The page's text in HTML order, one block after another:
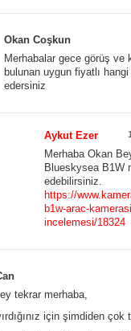
Okan Coşkun
Merhabalar gece görüş ve
bulunan uygun fiyatlı
edersiniz
Aykut Ezer
Merhaba Okan
Blueskysea B1W
edebilirsiniz.
https://
b1w-arac-
incelemesi/18324
tekrar merhaba,
için şimdiden çok